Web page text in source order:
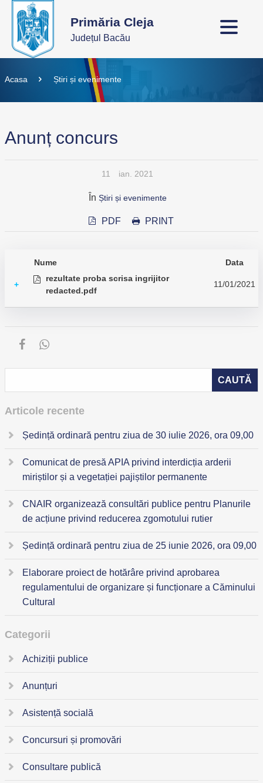
Primăria Cleja
Județul Bacău
Acasa Știri și evenimente
Anunț concurs
11 ian. 2021
În Știri și evenimente
PDF PRINT
Nume Data
+
rezultate proba scrisa ingrijitor
redacted.pdf
11/01/2021
Articole recente
Ședință ordinară pentru ziua de 30 iulie 2026, ora 09,00
Comunicat de presă APIA privind interdicția arderii
miriștilor și a vegetației pajiștilor permanente
CNAIR organizează consultări publice pentru Planurile
de acțiune privind reducerea zgomotului rutier
Ședință ordinară pentru ziua de 25 iunie 2026, ora 09,00
Elaborare proiect de hotărâre privind aprobarea
regulamentului de organizare și funcționare a Căminului
Cultural
Categorii
Achiziții publice
Anunțuri
Asistență socială
Concursuri și promovări
Consultare publică